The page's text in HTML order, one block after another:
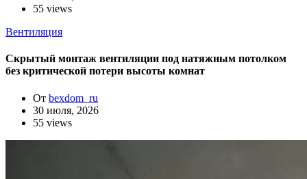
55 views
Вентиляция
Скрытый монтаж вентиляции под натяжным потолком
без критической потери высоты комнат
От bexdom_ru
30 июля, 2026
55 views